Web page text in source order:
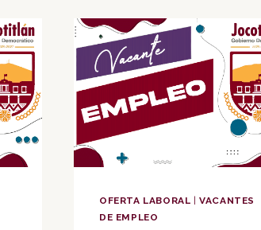
OFERTA LABORAL |VACANTES
DE EMPLEO